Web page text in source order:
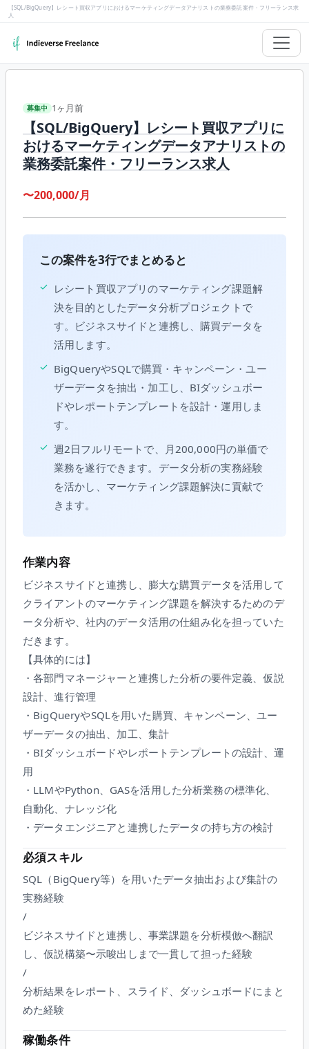
【SQL/BigQuery】レシート買収アプリにおけるマーケティングデータアナリストの業務委託案件・フリーランス求
人
募集中 1ヶ月前
【SQL/BigQuery】レシート買収アプリに
おけるマーケティングデータアナリストの
業務委託案件・フリーランス求人
〜200,000/月
この案件を3行でまとめると
✓ レシート買収アプリのマーケティング課題解
決を目的としたデータ分析プロジェクトで
す。ビジネスサイドと連携し、購買データを
活用します。
✓ BigQueryやSQLで購買・キャンペーン・ユー
ザーデータを抽出・加工し、BIダッシュボー
ドやレポートテンプレートを設計・運用しま
す。
✓ 週2日フルリモートで、月200,000円の単価で
業務を遂行できます。データ分析の実務経験
を活かし、マーケティング課題解決に貢献で
きます。
作業内容
ビジネスサイドと連携し、膨大な購買データを活用して
クライアントのマーケティング課題を解決するためのデ
ータ分析や、社内のデータ活用の仕組み化を担っていた
だきます。
【具体的には】
・各部門マネージャーと連携した分析の要件定義、仮説
設計、進行管理
・BigQueryやSQLを用いた購買、キャンペーン、ユー
ザーデータの抽出、加工、集計
・BIダッシュボードやレポートテンプレートの設計、運
用
・LLMやPython、GASを活用した分析業務の標準化、
自動化、ナレッジ化
・データエンジニアと連携したデータの持ち方の検討
必須スキル
SQL（BigQuery等）を用いたデータ抽出および集計の
実務経験
/
ビジネスサイドと連携し、事業課題を分析模倣へ翻訳
し、仮説構築〜示唆出しまで一貫して担った経験
/
分析結果をレポート、スライド、ダッシュボードにまと
めた経験
稼働条件